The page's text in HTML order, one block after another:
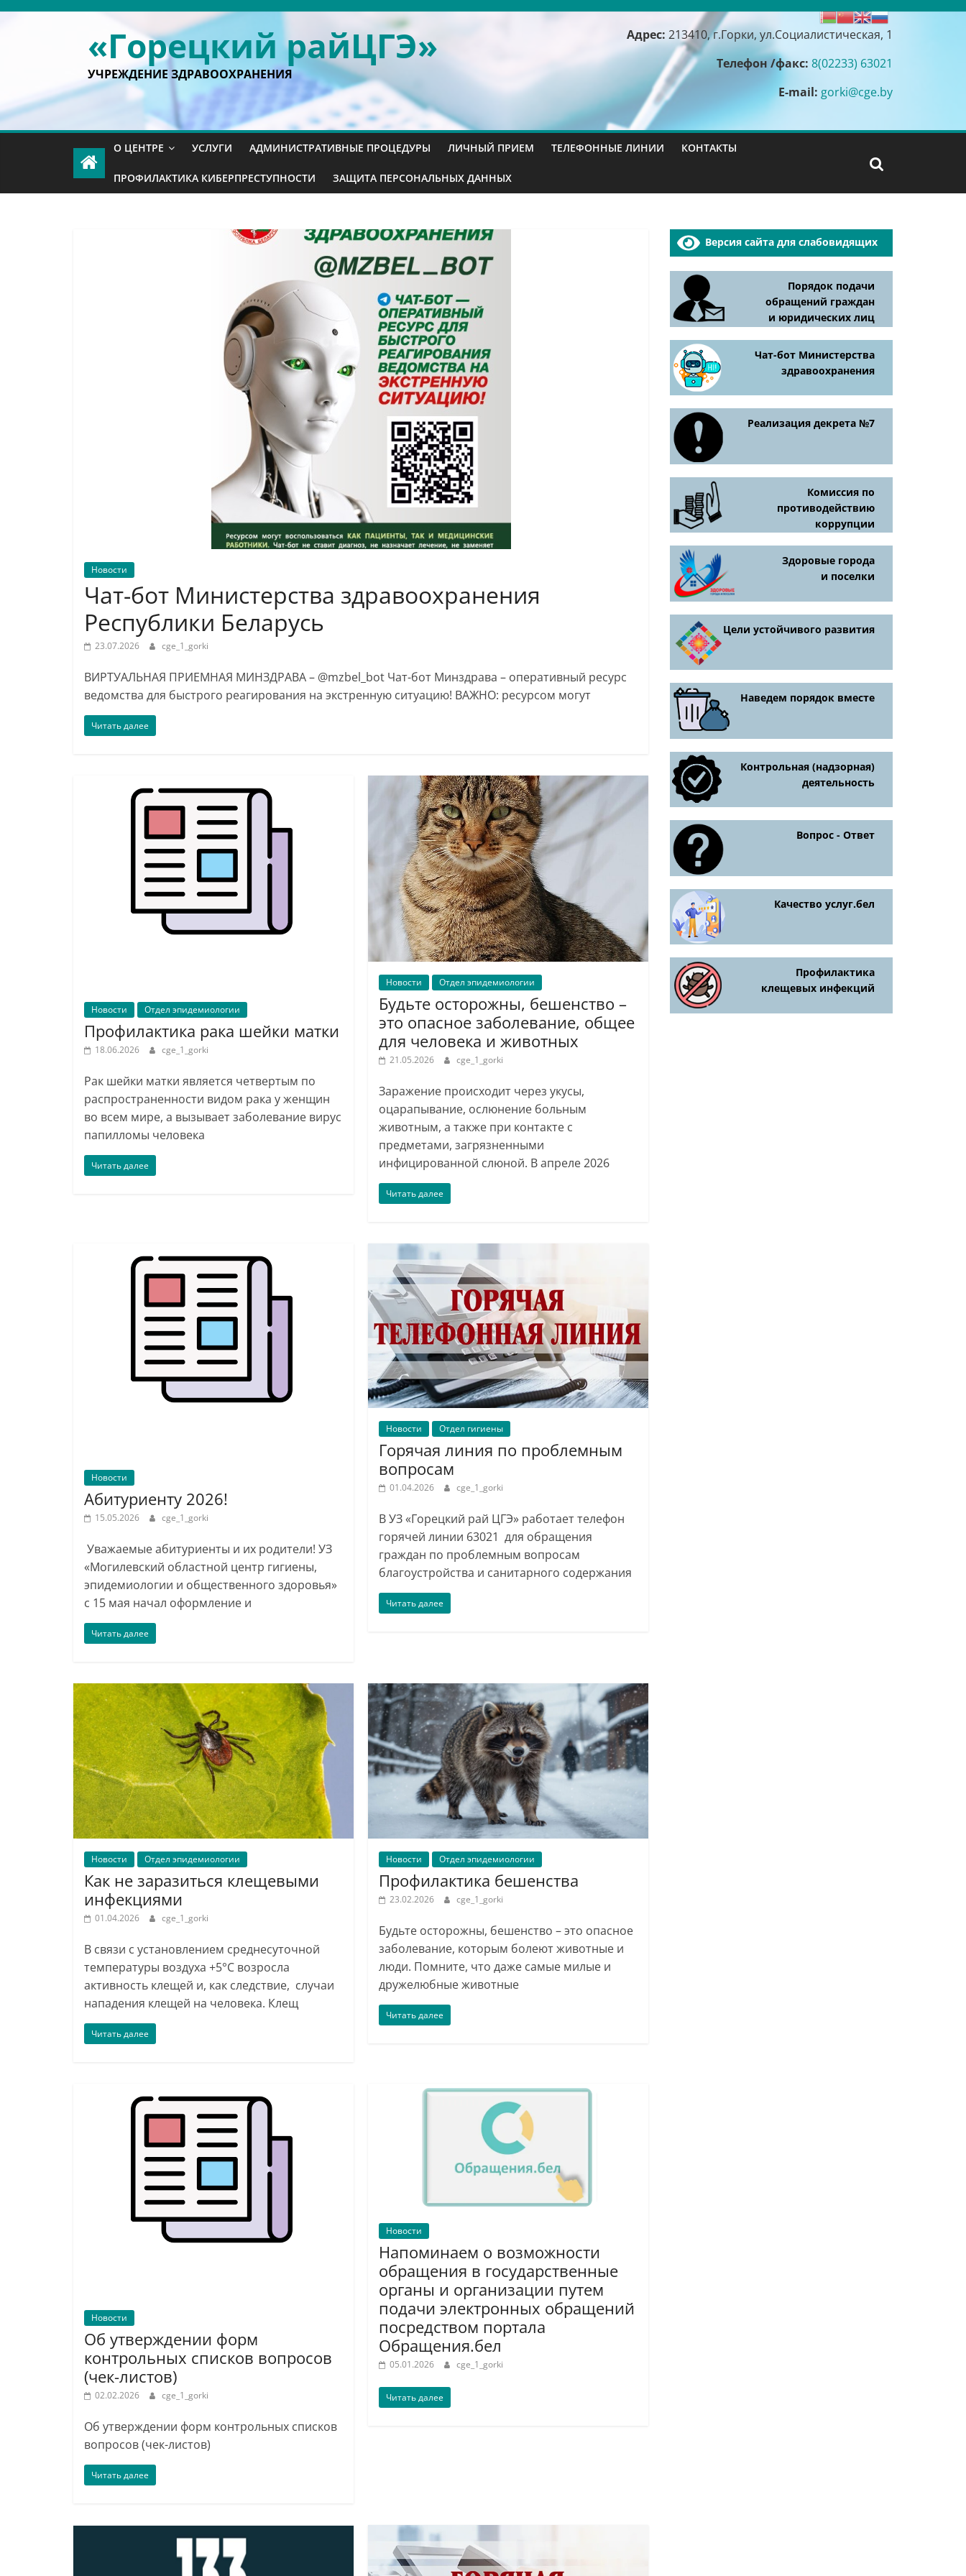
Skip
«Горецкий райЦГЭ»
УЧРЕЖДЕНИЕ ЗДРАВООХРАНЕНИЯ
Адрес: 213410, г.Горки, ул.Социалистическая, 1
Телефон /факс: 8(02233) 63021
E-mail: gorki@cge.by
О ЦЕНТРЕ УСЛУГИ АДМИНИСТРАТИВНЫЕ ПРОЦЕДУРЫ ЛИЧНЫЙ ПРИЕМ ТЕЛЕФОННЫЕ ЛИНИИ КОНТАКТЫ
ПРОФИЛАКТИКА КИБЕРПРЕСТУПНОСТИ ЗАЩИТА ПЕРСОНАЛЬНЫХ ДАННЫХ
Новости
Чат-бот Министерства здравоохранения
Республики Беларусь
23.07.2026 cge_1_gorki
ВИРТУАЛЬНАЯ ПРИЕМНАЯ МИНЗДРАВА – @mzbel_bot Чат-бот Минздрава – оперативный ресурс
ведомства для быстрого реагирования на экстренную ситуацию! ВАЖНО: ресурсом могут
Читать далее
Новости Отдел эпидемиологии
Профилактика рака шейки матки
18.06.2026 cge_1_gorki
Рак шейки матки является четвертым по
распространенности видом рака у женщин
во всем мире, а вызывает заболевание вирус
папилломы человека
Читать далее
Новости Отдел эпидемиологии
Будьте осторожны, бешенство –
это опасное заболевание, общее
для человека и животных
21.05.2026 cge_1_gorki
Заражение происходит через укусы,
оцарапывание, ослюнение больным
животным, а также при контакте с
предметами, загрязненными
инфицированной слюной. В апреле 2026
Читать далее
Новости
Абитуриенту 2026!
15.05.2026 cge_1_gorki
Уважаемые абитуриенты и их родители! УЗ
«Могилевский областной центр гигиены,
эпидемиологии и общественного здоровья»
с 15 мая начал оформление и
Читать далее
Новости Отдел гигиены
Горячая линия по проблемным
вопросам
01.04.2026 cge_1_gorki
В УЗ «Горецкий рай ЦГЭ» работает телефон
горячей линии 63021 для обращения
граждан по проблемным вопросам
благоустройства и санитарного содержания
Читать далее
Новости Отдел эпидемиологии
Как не заразиться клещевыми
инфекциями
01.04.2026 cge_1_gorki
В связи с установлением среднесуточной
температуры воздуха +5°С возросла
активность клещей и, как следствие, случаи
нападения клещей на человека. Клещ
Читать далее
Новости Отдел эпидемиологии
Профилактика бешенства
23.02.2026 cge_1_gorki
Будьте осторожны, бешенство – это опасное
заболевание, которым болеют животные и
люди. Помните, что даже самые милые и
дружелюбные животные
Читать далее
Новости
Об утверждении форм
контрольных списков вопросов
(чек-листов)
02.02.2026 cge_1_gorki
Об утверждении форм контрольных списков
вопросов (чек-листов)
Читать далее
Новости
Напоминаем о возможности
обращения в государственные
органы и организации путем
подачи электронных обращений
посредством портала
Обращения.бел
05.01.2026 cge_1_gorki
Читать далее
Версия сайта для слабовидящих
Порядок подачи
обращений граждан
и юридических лиц
Чат-бот Министерства
здравоохранения
Реализация декрета №7
Комиссия по
противодействию
коррупции
Здоровые города
и поселки
Цели устойчивого развития
Наведем порядок вместе
Контрольная (надзорная)
деятельность
Вопрос - Ответ
Качество услуг.бел
Профилактика
клещевых инфекций